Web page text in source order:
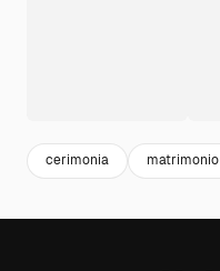
cerimonia matrimonio